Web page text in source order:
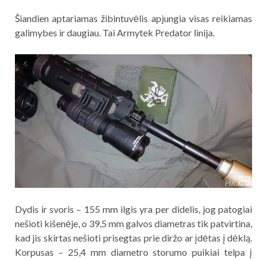
Šiandien aptariamas žibintuvėlis apjungia visas reikiamas
galimybes ir daugiau. Tai Armytek Predator linija.
Dydis ir svoris – 155 mm ilgis yra per didelis, jog patogiai
nešioti kišenėje, o 39,5 mm galvos diametras tik patvirtina,
kad jis skirtas nešioti prisegtas prie diržo ar įdėtas į dėklą.
Korpusas – 25,4 mm diametro storumo puikiai telpa į